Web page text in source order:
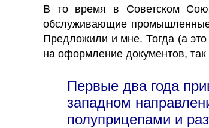
В то время в Советском
обслуживающие промышленные
Предложили и мне. Тогда (а
на оформление документов,
Первые два года
западном
полуприцепами и